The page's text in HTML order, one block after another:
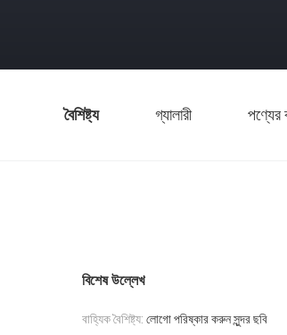
বৈশিষ্ট্য গ্যালারী পণ্যের
বিশেষ উল্লেখ
বাহ্যিক বৈশিষ্ট্য: লোগো পরিষ্কার করুন সুন্দর ছবি